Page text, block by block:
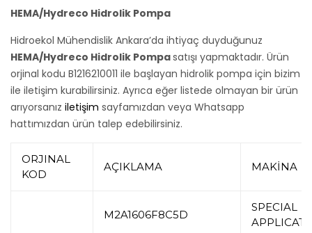
HEMA/Hydreco Hidrolik Pompa
Hidroekol Mühendislik Ankara’da ihtiyaç duyduğunuz
HEMA/Hydreco Hidrolik Pompasatışı yapmaktadır. Ürün
orjinal kodu B1216210011 ile başlayan hidrolik pompa için bizim
ile iletişim kurabilirsiniz. Ayrıca eğer listede olmayan bir ürün
arıyorsanız iletişim sayfamızdan veya Whatsapp
hattımızdan ürün talep edebilirsiniz.
ORJINAL
KOD
AÇIKLAMA MAKİNA
M2A1606F8C5D
SPECIAL